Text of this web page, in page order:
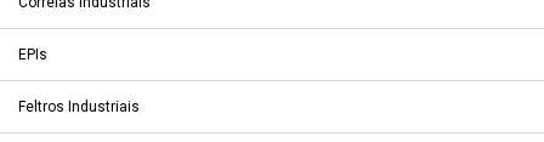
EPIs
Feltros Industriais